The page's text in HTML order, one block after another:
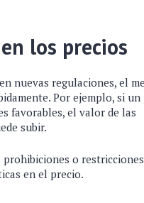
los precios
nuevas regulaciones, el
Por ejemplo, si un
favorables, el valor de las
subir.
o
en el precio.